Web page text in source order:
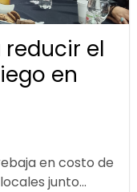
el
en
en costo de
junto...